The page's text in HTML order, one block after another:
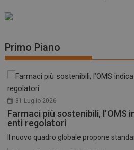
Primo Piano
31 Luglio 2026
Farmaci più sostenibili, l’OMS
enti regolatori
Il nuovo quadro globale propone